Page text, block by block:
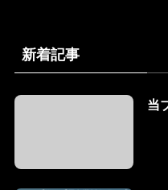
新着記事
当